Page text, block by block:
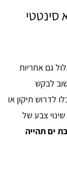
גם אחריות
לבקש
לדרוש תיקון או
צבע של
ים תהייה